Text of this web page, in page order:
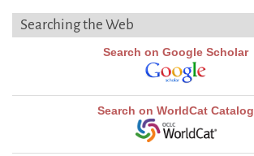
Searching the Web
Search on Google Scholar
Search on WorldCat Catalog